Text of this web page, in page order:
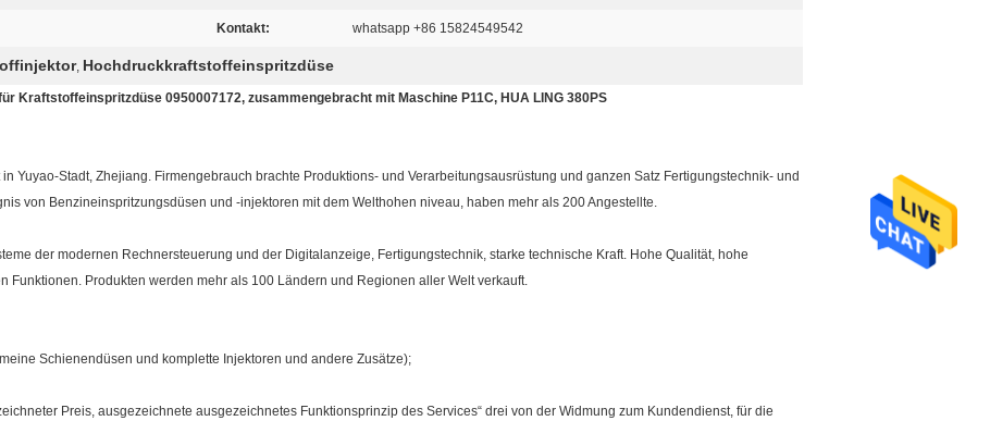
Kontakt: whatsapp +86 15824549542
, Hochdruckkraftstoffeinspritzdüse
Kraftstoffeinspritzdüse 0950007172, zusammengebracht mit Maschine P11C, HUA LING 380PS
Yuyao-Stadt, Zhejiang. Firmengebrauch brachte Produktions- und Verarbeitungsausrüstung und ganzen Satz Fertigungstechnik- und
von Benzineinspritzungsdüsen und -injektoren mit dem Welthohen niveau, haben mehr als 200 Angestellte.
der modernen Rechnersteuerung und der Digitalanzeige, Fertigungstechnik, starke technische Kraft. Hohe Qualität, hohe
Funktionen. Produkten werden mehr als 100 Ländern und Regionen aller Welt verkauft.
Schienendüsen und komplette Injektoren und andere Zusätze);
Preis, ausgezeichnete ausgezeichnetes Funktionsprinzip des Services“ drei von der Widmung zum Kundendienst, für die